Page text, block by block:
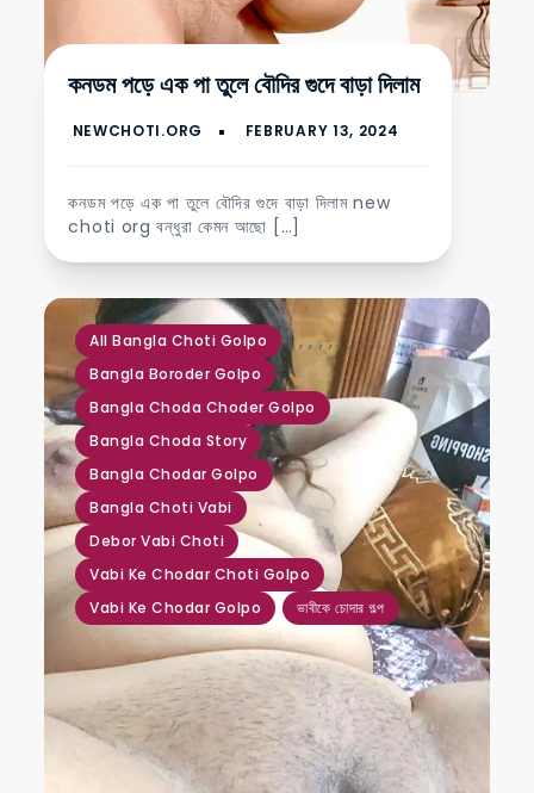
কনডম পড়ে এক পা তুলে বৌদির গুদে বাড়া দিলাম
কনডম পড়ে এক পা তুলে বৌদির গুদে বাড়া দিলাম new
choti org বন্ধুরা কেমন আছো […]
All Bangla Choti Golpo ,
Bangla Boroder Golpo
,
Bangla Choda Choder Golpo
,
Bangla Choda Story
,
Bangla Chodar Golpo
,
Bangla Choti Vabi
,
Debor Vabi Choti
,
Vabi Ke Chodar Choti Golpo
,
Vabi Ke Chodar Golpo
,
ভাবীকে চোদার গল্প